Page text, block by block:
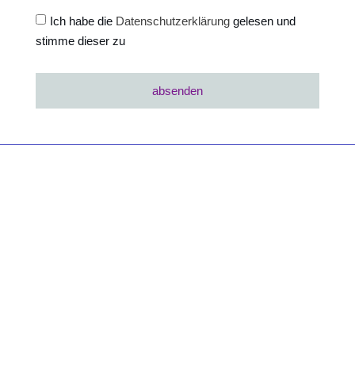
Ich habe die Datenschutzerklärunggelesen und
stimme dieser zu
absenden